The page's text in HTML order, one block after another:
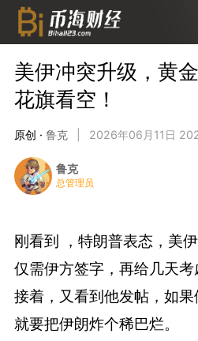
美伊冲突升级，黄
花旗看空！
原创 · 鲁克 2026年06月11日
鲁克
总管理员
刚看到 ，特朗普表态，美伊
仅需伊方签字，再给几天考
接着，又看到他发帖，如
就要把伊朗炸个稀巴烂。